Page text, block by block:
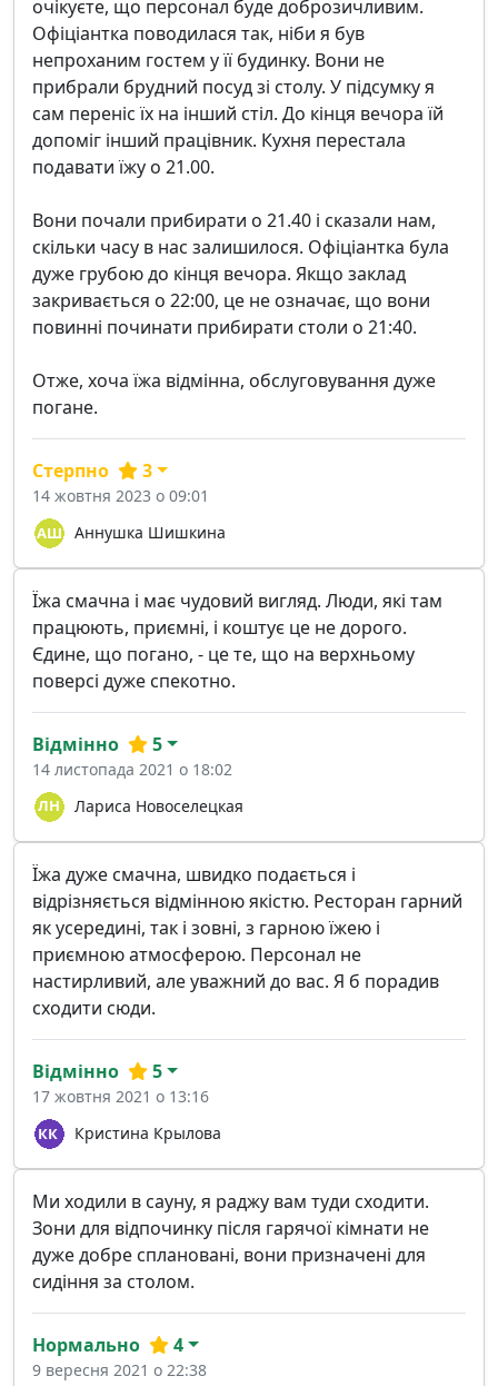
очікуєте, що персонал буде доброзичливим.
Офіціантка поводилася так, ніби я був
непроханим гостем у її будинку. Вони не
прибрали брудний посуд зі столу. У підсумку я
сам переніс їх на інший стіл. До кінця вечора їй
допоміг інший працівник. Кухня перестала
подавати їжу о 21.00.
Вони почали прибирати о 21.40 і сказали нам,
скільки часу в нас залишилося. Офіціантка була
дуже грубою до кінця вечора. Якщо заклад
закривається о 22:00, це не означає, що вони
повинні починати прибирати столи о 21:40.
Отже, хоча їжа відмінна, обслуговування дуже
погане.
Аннушка Шишкина
Стерпно 3
14 жовтня 2023 о 09:01
Їжа смачна і має чудовий вигляд. Люди, які там
працюють, приємні, і коштує це не дорого.
Єдине, що погано, - це те, що на верхньому
поверсі дуже спекотно.
Лариса Новоселецкая
Відмінно 5
14 листопада 2021 о 18:02
Їжа дуже смачна, швидко подається і
відрізняється відмінною якістю. Ресторан гарний
як усередині, так і зовні, з гарною їжею і
приємною атмосферою. Персонал не
настирливий, але уважний до вас. Я б порадив
сходити сюди.
Кристина Крылова
Відмінно 5
17 жовтня 2021 о 13:16
Ми ходили в сауну, я раджу вам туди сходити.
Зони для відпочинку після гарячої кімнати не
дуже добре сплановані, вони призначені для
сидіння за столом.
Нормально 4
9 вересня 2021 о 22:38